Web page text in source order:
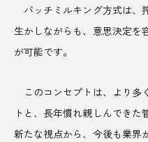
バッチミルキング方式は、
生かしながらも、意思決定を
が可能です。
このコンセプトは、より多
トと、長年慣れ親しんできた
新たな視点から、今後も業界